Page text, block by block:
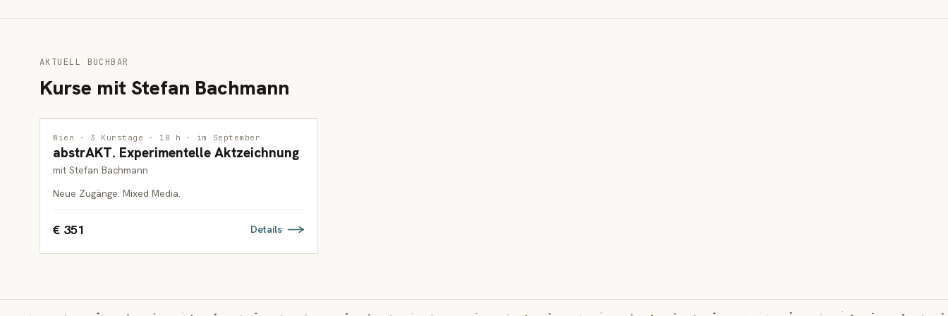
AKTUELL BUCHBAR
Kurse mit Stefan Bachmann
ZEICHNUNG
ERWACHSENE
Wien · 3 Kurstage · 18 h · im September
abstrAKT. Experimentelle Aktzeichnung
mit Stefan Bachmann
Neue Zugänge. Mixed Media.
€ 351 Details